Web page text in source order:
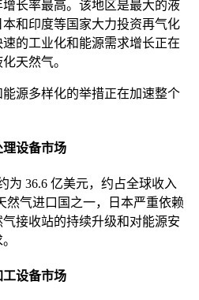
长率最高。该地区是最大的液
和印度等国家大力投资再气化
的工业化和能源需求增长正在
天然气。
源多样化的举措正在加速整个
理设备市场
为 36.6 亿美元，约占全球收入
然气进口国之一，日本严重依赖
接收站的持续升级和对能源安
设备市场